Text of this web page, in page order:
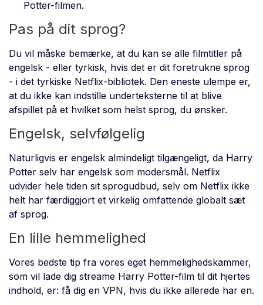
Potter-filmen.
Pas på dit sprog?
Du vil måske bemærke, at du kan se alle filmtitler på
engelsk - eller tyrkisk, hvis det er dit foretrukne sprog
- i det tyrkiske Netflix-bibliotek. Den eneste ulempe er,
at du ikke kan indstille underteksterne til at blive
afspillet på et hvilket som helst sprog, du ønsker.
Engelsk, selvfølgelig
Naturligvis er engelsk almindeligt tilgængeligt, da Harry
Potter selv har engelsk som modersmål. Netflix
udvider hele tiden sit sprogudbud, selv om Netflix ikke
helt har færdiggjort et virkelig omfattende globalt sæt
af sprog.
En lille hemmelighed
Vores bedste tip fra vores eget hemmelighedskammer,
som vil lade dig streame Harry Potter-film til dit hjertes
indhold, er: få dig en VPN, hvis du ikke allerede har en.